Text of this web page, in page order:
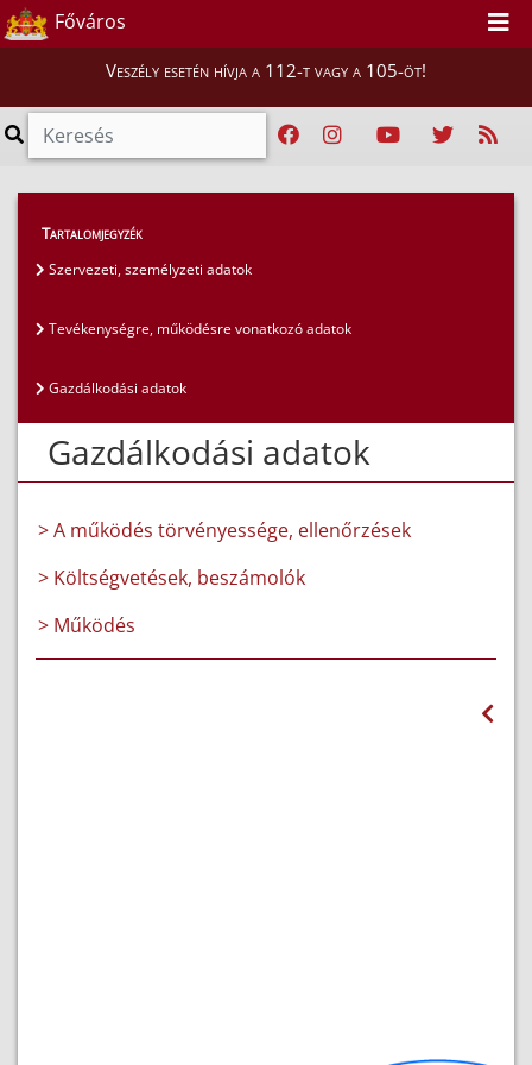
Főváros
Veszély esetén hívja a 112-t vagy a 105-öt!
Közérdekű adatok
Gazdálkodási adatok
Tartalomjegyzék
Szervezeti, személyzeti adatok
Tevékenységre, működésre vonatkozó adatok
Gazdálkodási adatok
Gazdálkodási adatok
> A működés törvényessége, ellenőrzések
> Költségvetések, beszámolók
> Működés